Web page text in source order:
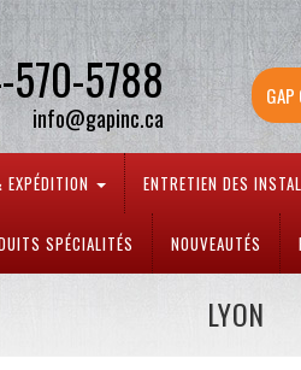
570-5788
info@gapinc.ca
GAP
EXPÉDITION ENTRETIEN DES
SPÉCIALITÉS NOUVEAUTÉS
LYON